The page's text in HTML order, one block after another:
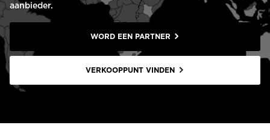
aanbieder.
WORD EEN PARTNER
VERKOOPPUNT VINDEN